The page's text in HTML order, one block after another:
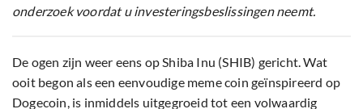
onderzoek voordat u investeringsbeslissingen neemt.
De ogen zijn weer eens op Shiba Inu (SHIB) gericht. Wat
ooit begon als een eenvoudige meme coin geïnspireerd op
Dogecoin, is inmiddels uitgegroeid tot een volwaardig